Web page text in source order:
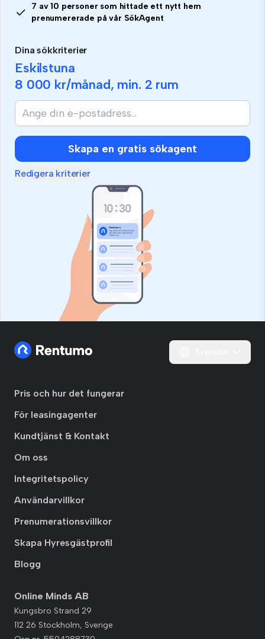
7 av 10 personer som hittade ett nytt hem
prenumererade på vår SökAgent
Dina sökkriterier
Eskilstuna
8 000 kr/månad, min. 2 rum
Skapa en gratis sökagent
Redigera kriterier
Pris och hur det fungerar
För leasingagenter
Kundtjänst & Kontakt
Om oss
Integritetspolicy
Användarvillkor
Prenumerationsvillkor
Skapa Hyresgästprofil
Blogg
Online Minds AB
Kungsbro Strand 29
112 26 Stockholm, Sverige